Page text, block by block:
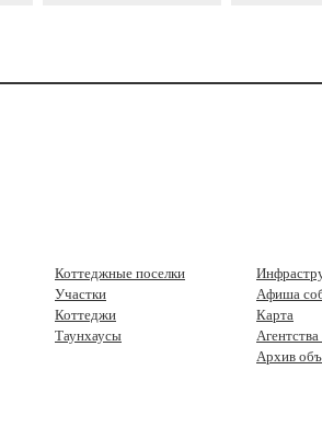
Коттеджные поселки
Участки
Коттеджи
Таунхаусы
Афиша
Карта
Архив